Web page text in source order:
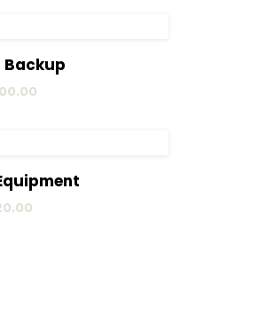
Backup
Añadir al carrito